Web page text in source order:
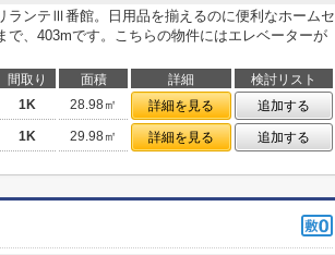
ランテⅢ番館。日用品を揃えるのに便利なホームセ
で、403mです。こちらの物件にはエレベーターが
間取り 面積 詳細
検討リスト
1K 28.98㎡ 詳細を見る
追加する
1K 29.98㎡ 詳細を見る 追加する